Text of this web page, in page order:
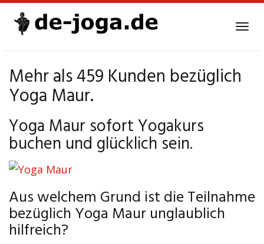
Mehr als 459 Kunden bezüglich
Yoga Maur.
Yoga Maur sofort Yogakurs
buchen und glücklich sein.
Aus welchem Grund ist die Teilnahme
bezüglich Yoga Maur unglaublich
hilfreich?